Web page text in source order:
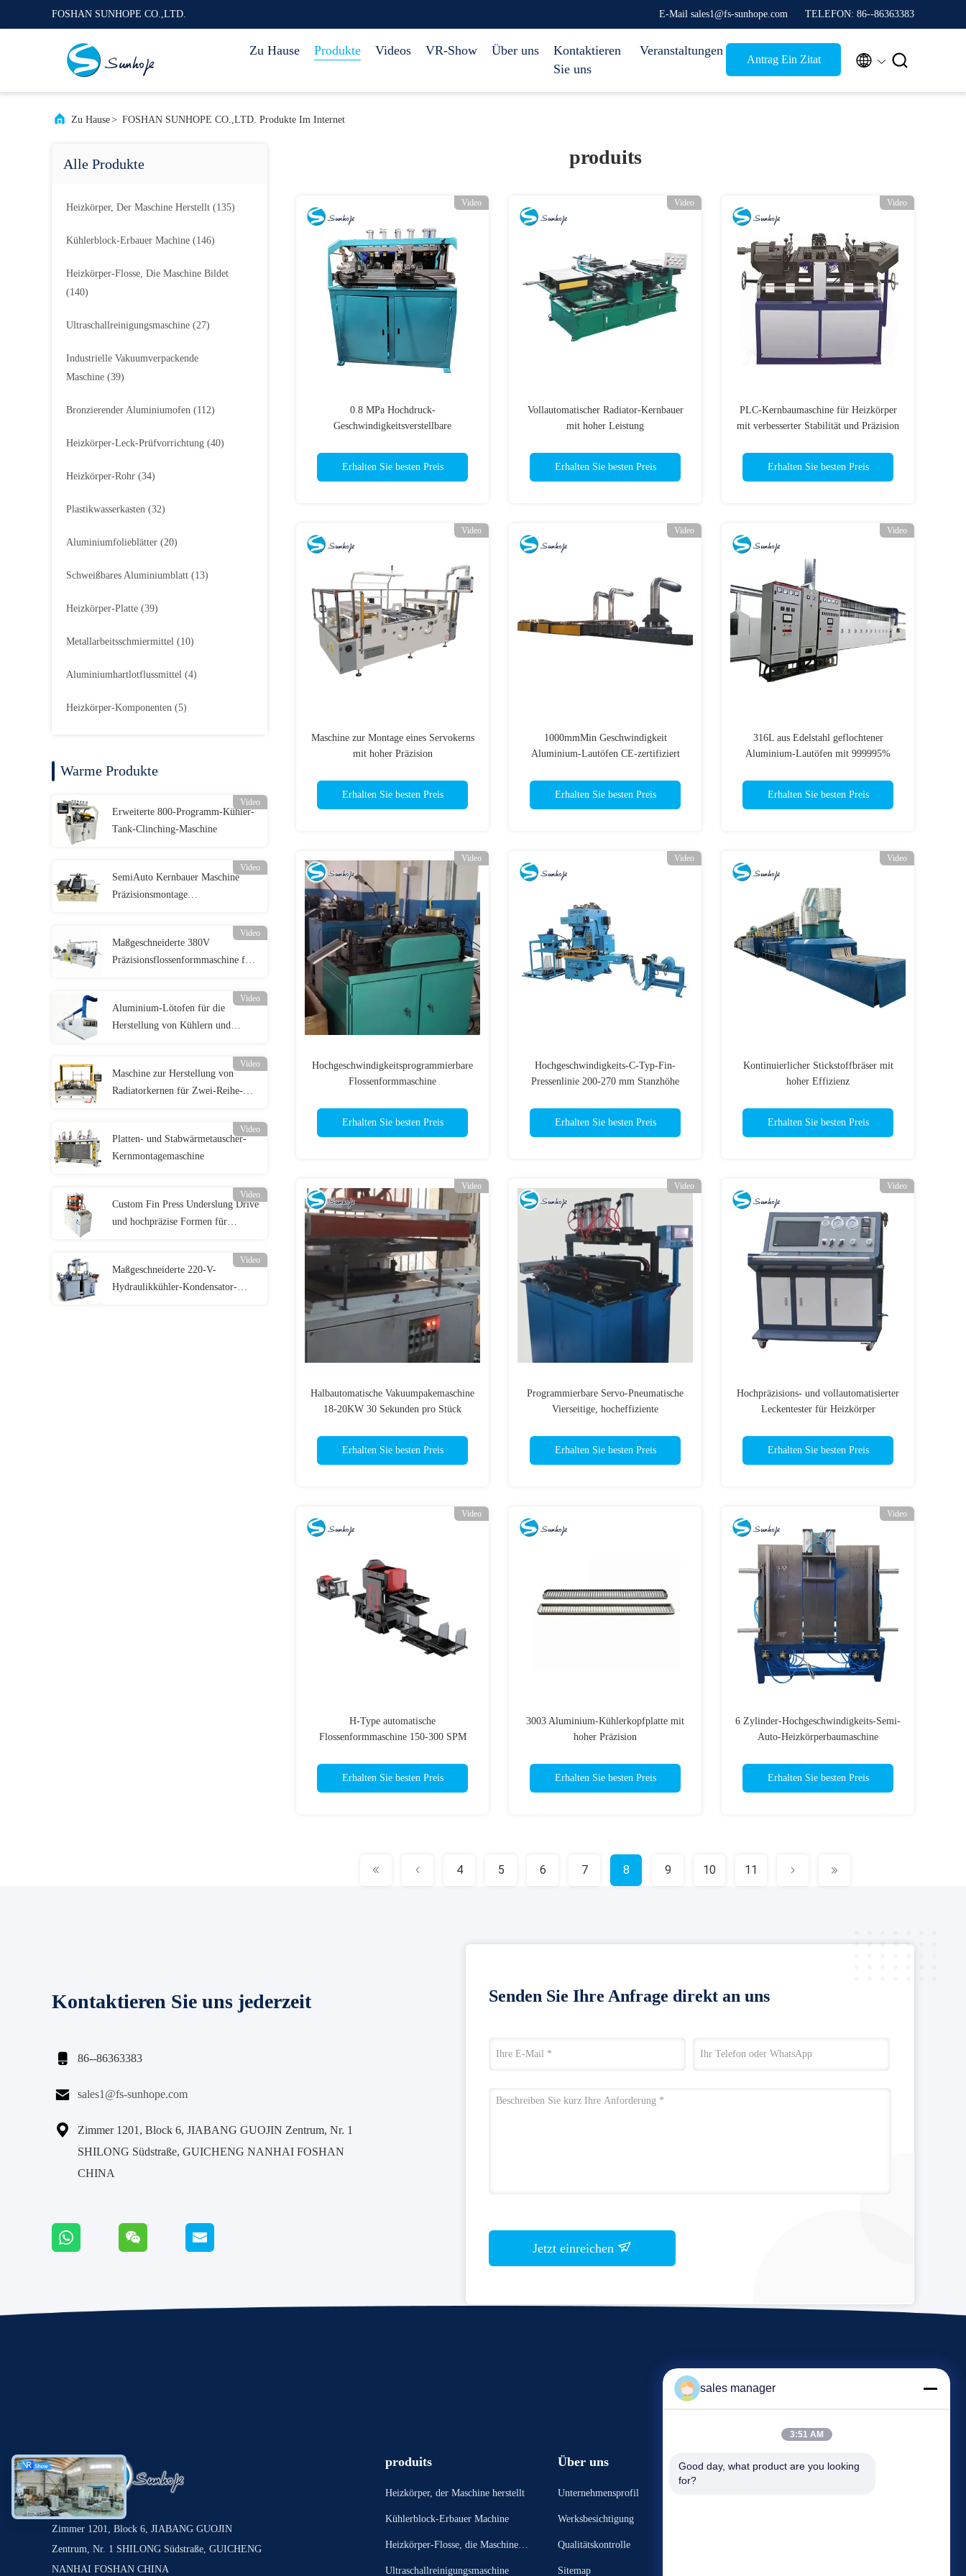
FOSHAN SUNHOPE CO.,LTD. E-Mail sales1@fs-sunhope.com TELEFON: 86--86363383
Zu Hause Produkte Videos VR-Show Über uns
Kontaktieren
Sie uns
Veranstaltungen
Antrag Ein Zitat  
Zu Hause> FOSHAN SUNHOPE CO.,LTD. Produkte Im Internet
Alle Produkte
Heizkörper, Der Maschine Herstellt (135)
Kühlerblock-Erbauer Machine (146)
Heizkörper-Flosse, Die Maschine Bildet
(140)
Ultraschallreinigungsmaschine (27)
Industrielle Vakuumverpackende
Maschine (39)
Bronzierender Aluminiumofen (112)
Heizkörper-Leck-Prüfvorrichtung (40)
Heizkörper-Rohr (34)
Plastikwasserkasten (32)
Aluminiumfolieblätter (20)
Schweißbares Aluminiumblatt (13)
Heizkörper-Platte (39)
Metallarbeitsschmiermittel (10)
Aluminiumhartlotflussmittel (4)
Heizkörper-Komponenten (5)
Warme Produkte
Video
Erweiterte 800-Programm-Kühler-
Tank-Clinching-Maschine
Video
SemiAuto Kernbauer Maschine
Präzisionsmontage
Video
Maßgeschneiderte 380V
Präzisionsflossenformmaschine für
Video
Aluminium-Lötofen für die
Herstellung von Kühlern und
Video
Maschine zur Herstellung von
Radiatorkernen für Zwei-Reihe-
Video
Platten- und Stabwärmetauscher-
Kernmontagemaschine
Video
Custom Fin Press Underslung Drive
und hochpräzise Formen für
Video
Maßgeschneiderte 220-V-
Hydraulikkühler-Kondensator-
produits
Video
0.8 MPa Hochdruck-
Geschwindigkeitsverstellbare
Erhalten Sie besten Preis
Video
Vollautomatischer Radiator-Kernbauer
mit hoher Leistung
Erhalten Sie besten Preis
Video
PLC-Kernbaumaschine für Heizkörper
mit verbesserter Stabilität und Präzision
Erhalten Sie besten Preis
Video
Maschine zur Montage eines Servokerns
mit hoher Präzision
Erhalten Sie besten Preis
Video
1000mmMin Geschwindigkeit
Aluminium-Lautöfen CE-zertifiziert
Erhalten Sie besten Preis
Video
316L aus Edelstahl geflochtener
Aluminium-Lautöfen mit 999995%
Erhalten Sie besten Preis
Video
Hochgeschwindigkeitsprogrammierbare
Flossenformmaschine
Erhalten Sie besten Preis
Video
Hochgeschwindigkeits-C-Typ-Fin-
Pressenlinie 200-270 mm Stanzhöhe
Erhalten Sie besten Preis
Video
Kontinuierlicher Stickstoffbräser mit
hoher Effizienz
Erhalten Sie besten Preis
Video
Halbautomatische Vakuumpakemaschine
18-20KW 30 Sekunden pro Stück
Erhalten Sie besten Preis
Video
Programmierbare Servo-Pneumatische
Vierseitige, hocheffiziente
Erhalten Sie besten Preis
Video
Hochpräzisions- und vollautomatisierter
Leckentester für Heizkörper
Erhalten Sie besten Preis
Video
H-Type automatische
Flossenformmaschine 150-300 SPM
Erhalten Sie besten Preis
3003 Aluminium-Kühlerkopfplatte mit
hoher Präzision
Erhalten Sie besten Preis
Video
6 Zylinder-Hochgeschwindigkeits-Semi-
Auto-Heizkörperbaumaschine
Erhalten Sie besten Preis
4 5 6 7 8 9 10 11
Kontaktieren Sie uns jederzeit
 86--86363383
 sales1@fs-sunhope.com

Zimmer 1201, Block 6, JIABANG GUOJIN Zentrum, Nr. 1
SHILONG Südstraße, GUICHENG NANHAI FOSHAN
CHINA
Senden Sie Ihre Anfrage direkt an uns
Jetzt einreichen
Zimmer 1201, Block 6, JIABANG GUOJIN
Zentrum, Nr. 1 SHILONG Südstraße, GUICHENG
NANHAI FOSHAN CHINA
produits
Heizkörper, der Maschine herstellt
Kühlerblock-Erbauer Machine
Heizkörper-Flosse, die Maschine bi
Ultraschallreinigungsmaschine
Über uns
Unternehmensprofil
Werksbesichtigung
Qualitätskontrolle
Sitemap
Veranstaltungen
Antrag Ein Zitat
sales manager
3:51 AM
Good day, what product are you looking
for?